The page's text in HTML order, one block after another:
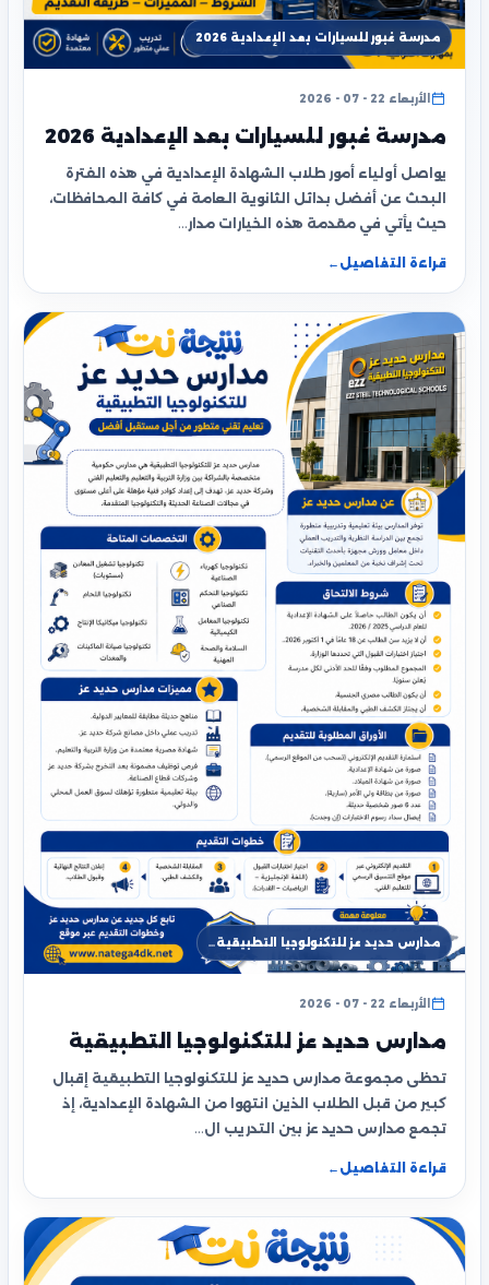
مدرسة غبور للسيارات بعد الإعدادية 2026
الأربعاء 22 - 07 - 2026
مدرسة غبور للسيارات بعد الإعدادية 2026
يواصل أولياء أمور طلاب الشهادة الإعدادية في هذه الفترة
البحث عن أفضل بدائل الثانوية العامة في كافة المحافظات،
حيث يأتي في مقدمة هذه الخيارات مدار…
قراءة التفاصيل ←
مدارس حديد عز للتكنولوجيا التطبيقية…
الأربعاء 22 - 07 - 2026
مدارس حديد عز للتكنولوجيا التطبيقية
تحظى مجموعة مدارس حديد عز للتكنولوجيا التطبيقية إقبال
كبير من قبل الطلاب الذين انتهوا من الشهادة الإعدادية، إذ
تجمع مدارس حديد عز بين التدريب ال…
قراءة التفاصيل ←